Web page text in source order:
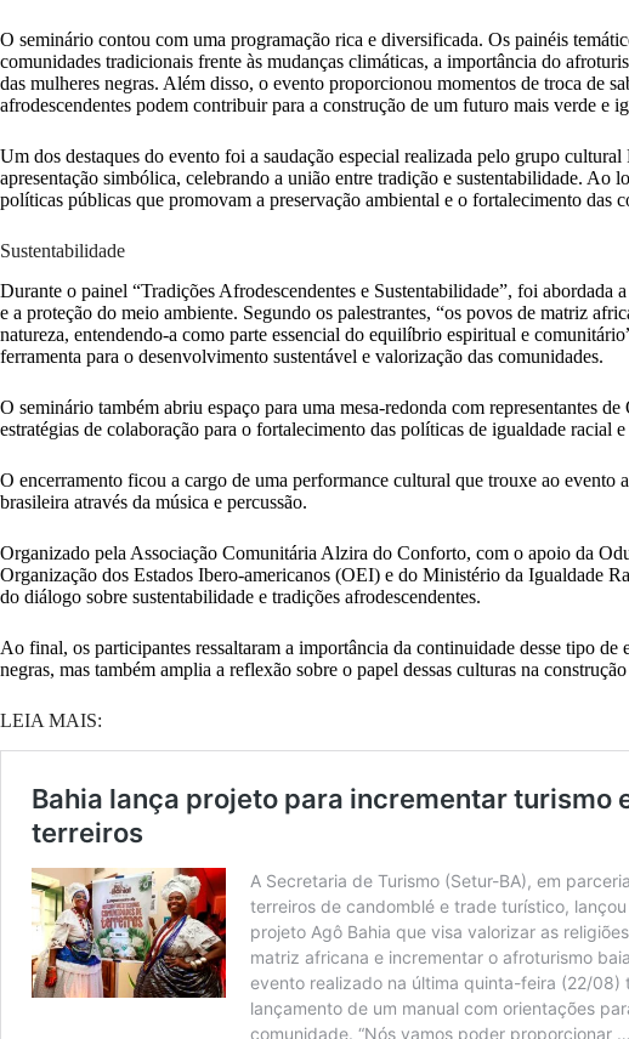
O seminário contou com uma programação rica e diversificada. Os painéis
comunidades tradicionais frente às mudanças climáticas, a importância do
das mulheres negras. Além disso, o evento proporcionou momentos de troca de
afrodescendentes podem contribuir para a construção de um futuro mais verde e
Um dos destaques do evento foi a saudação especial realizada pelo grupo
apresentação simbólica, celebrando a união entre tradição e sustentabilidade. Ao
políticas públicas que promovam a preservação ambiental e o fortalecimento das
Sustentabilidade
Durante o painel “Tradições Afrodescendentes e Sustentabilidade”, foi abordada
e a proteção do meio ambiente. Segundo os palestrantes, “os povos de matriz
natureza, entendendo-a como parte essencial do equilíbrio espiritual e
ferramenta para o desenvolvimento sustentável e valorização das comunidades.
O seminário também abriu espaço para uma mesa-redonda com representantes
estratégias de colaboração para o fortalecimento das políticas de igualdade racial
O encerramento ficou a cargo de uma performance cultural que trouxe ao evento
brasileira através da música e percussão.
Organizado pela Associação Comunitária Alzira do Conforto, com o apoio da
Organização dos Estados Ibero-americanos (OEI) e do Ministério da Igualdade
do diálogo sobre sustentabilidade e tradições afrodescendentes.
Ao final, os participantes ressaltaram a importância da continuidade desse tipo de
negras, mas também amplia a reflexão sobre o papel dessas culturas na
LEIA MAIS: